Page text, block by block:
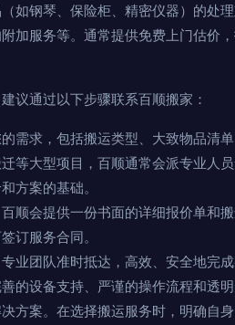
如钢琴、保险柜、精密仪器）的处
加服务等。通常提供免费上门估价
议通过以下步骤联系百顺搬家：
需求，包括搬运类型、大致物品清
等大型项目，百顺通常会派专业人
方案的基础。
百顺会提供一份书面的详细报价单和
订服务合同。
业团队准时抵达，高效、安全地完成
的设备支持、严谨的操作流程和透
方案。在选择搬运服务时，明确自